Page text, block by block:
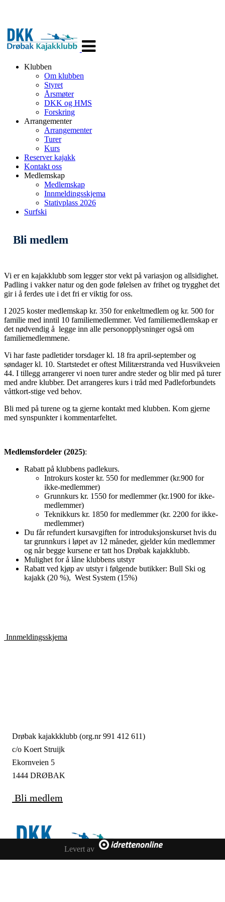
navigasjon
Klubben
Om klubben
Styret
Årsmøter
DKK og HMS
Forskring
Arrangementer
Arrangementer
Turer
Kurs
Reserver kajakk
Kontakt oss
Medlemskap
Medlemskap
Innmeldingsskjema
Stativplass 2026
Surfski
Bli medlem
Vi er en kajakklubb som legger stor vekt på variasjon og allsidighet.
Padling i vakker natur og den gode følelsen av frihet og trygghet det
gir i å ferdes ute i det fri er viktig for oss.
I 2025 koster medlemskap kr. 350 for enkeltmedlem og kr. 500 for
familie med inntil 10 familiemedlemmer. Ved familiemedlemskap er
det nødvendig å legge inn alle personopplysninger også om
familiemedlemmene.
Vi har faste padletider torsdager kl. 18 fra april-september og
søndager kl. 10. Startstedet er oftest Militærstranda ved Husvikveien
44. I tillegg arrangerer vi noen turer andre steder og blir med på turer
med andre klubber. Det arrangeres kurs i tråd med Padleforbundets
våttkort-stige ved behov.
Bli med på turene og ta gjerne kontakt med klubben. Kom gjerne
med synspunkter i kommentarfeltet.
Medlemsfordeler (2025):
Rabatt på klubbens padlekurs.
Introkurs koster kr. 550 for medlemmer (kr.900 for
ikke-medlemmer)
Grunnkurs kr. 1550 for medlemmer (kr.1900 for ikke-
medlemmer)
Teknikkurs kr. 1850 for medlemmer (kr. 2200 for ikke-
medlemmer)
Du får refundert kursavgiften for introduksjonskurset hvis du
tar grunnkurs i løpet av 12 måneder, gjelder kún medlemmer
og når begge kursene er tatt hos Drøbak kajakklubb.
Mulighet for å låne klubbens utstyr
Rabatt ved kjøp av utstyr i følgende butikker: Bull Ski og
kajakk (20 %), West System (15%)
Innmeldingsskjema
Drøbak kajakkklubb (org.nr 991 412 611)
c/o Koert Struijk
Ekornveien 5
1444 DRØBAK
Bli medlem
Levert av